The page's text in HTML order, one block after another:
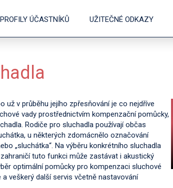
PROFILY ÚČASTNÍKŮ UŽITEČNÉ ODKAZY
už v průběhu jejího zpřesňování je co nejdříve
vady prostřednictvím kompenzační pomůcky,
Rodiče pro sluchadla používají občas
u některých zdomácnělo označování
„sluchátka“. Na výběru konkrétního sluchadla
tuto funkci může zastávat i akustický
optimální pomůcky pro kompenzaci sluchové
veškerý další servis včetně nastavování